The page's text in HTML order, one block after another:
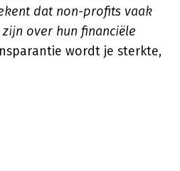
dat non-profits vaak
over hun financiële
wordt je sterkte,